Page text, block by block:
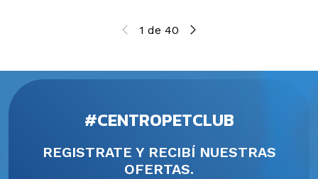
1 de 40
#CENTROPETCLUB
REGISTRATE Y RECIBÍ NUESTRAS
OFERTAS.